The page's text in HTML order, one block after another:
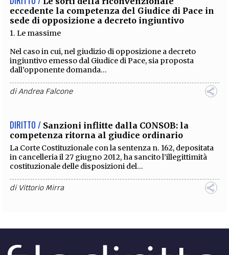
eccedente la competenza del Giudice di Pace in
sede di opposizione a decreto ingiuntivo
1. Le massime
Nel caso in cui, nel giudizio di opposizione a decreto
ingiuntivo emesso dal Giudice di Pace, sia proposta
dall’opponente domanda...
diAndrea Falcone
DIRITTO / Sanzioni inflitte dalla CONSOB: la
competenza ritorna al giudice ordinario
La Corte Costituzionale con la sentenza n. 162, depositata
in cancelleria il 27 giugno 2012, ha sancito l’illegittimità
costituzionale delle disposizioni del...
di Vittorio Mirra